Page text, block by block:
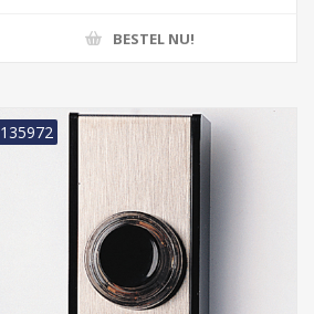
BESTEL NU!
135972